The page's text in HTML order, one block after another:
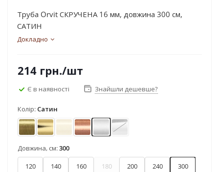
Труба Orvit СКРУЧЕНА 16 мм, довжина 300 см,
САТИН
Докладно
214 грн./шт
Є в наявності Знайшли дешевше?
Колір: Сатин
АнтикЗолото Золото матове
МідьСатин
Довжина, см:300
120 140 160 180 200 240 300